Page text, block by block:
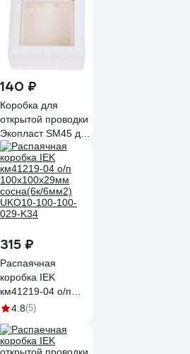
140 ₽
Коробка для
открытой проводки
Экопласт SM45 для
механизмов 45х45
мм. цвет белый
72914-1
315 ₽
Распаячная
коробка IEK
км41219-04 о/п
100x100x29мм
UKO10-100-100-
029-K34
4.8(5)